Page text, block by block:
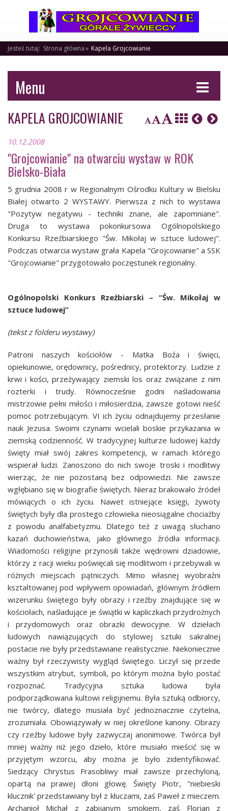
Jesteś tutaj: Strona główna Kapela Grojcowianie
Menu
KAPELA GROJCOWIANIE
10.12.2008
"Grojcowianie" na otwarciu wystaw w ROK
Bielsko-Biała
5 grudnia 2008 r w Regionalnym Ośrodku Kultury w Bielsku
Białej otwarto 2 WYSTAWY. Pierwsza z nich to wystawa
"Pozytyw negatywu - techniki znane, ale zapomniane".
Druga to wystawa pokonkursowa Ogólnopolskiego
Konkursu Rzeźbiarskiego "Św. Mikołaj w sztuce ludowej".
Podczas otwarcia wystaw grała Kapela "Grojcowianie" a SSK
"Grojcowianie" przygotowało poczęstunek regionalny.
Ogólnopolski Konkurs Rzeźbiarski – “Św. Mikołaj w
sztuce ludowej”
(tekst z folderu wystawy)
Patroni naszych kościołów - Matka Boźa i święci,
opiekunowie, orędownicy, pośrednicy, protektorzy. Ludzie z
krwi i kości, przeżywający ziemski los oraz związane z nim
rozterki i trudy. Równocześnie godni naśladowania
mistrzowie pełni miłości i miłosierdzia, zawsze gotowi nieść
pomoc potrzebującym. VI ich życiu odnajdujemy przesłanie
nauk Jezusa. Swoimi czynami wcielali boskie przykazania w
ziemską codzienność. W tradycyjnej kulturze ludowej każdy
święty miał swój zakres kompetencji, w ramach którego
wspierał ludzi. Zanoszono do nich swoje troski i modlitwy
wierząc, że nie pozostaną bez odpowiedzi. Nie zawsze
wgłębiano się w biografie świętych. Nieraz brakowało źródeł
mówiących o ich życiu. Nawet istniejące księgi, żywoty
świętych były dla prostego człowieka nieosiągalne chociażby
z powodu analfabetyzmu. Dlatego też z uwagą słuchano
kazań duchowieństwa, jako głównego źródła informacji.
Wiadomości religijne przynosili także wędrowni dziadowie,
którzy z racji wieku poświęcali się modlitwom i przebywali w
różnych miejscach pątniczych. Mimo własnej wyobraźni
kształtowanej pod wpływem opowiadań, głównym źródłem
wizerunku świętego były obrazy i rzeźby znajdujące się w
kościołach, naśladujące je świątki w kapliczkach przydrożnych
i przydomowych oraz obrazki dewocyjne. W dziełach
ludowych nawiązujących do stylowej sztuki sakralnej
postacie nie były przedstawiane realistycznie. Niekoniecznie
ważny był rzeczywisty wygląd świętego. Liczył się przede
wszystkim atrybut, symboli, po którym można było postać
rozpoznać. Tradycyjna sztuka ludowa była
podporządkowana kultowi religijnemu. Była sztuką odbiorcy,
nie twórcy, dlatego musiała być jednoznacznie czytelna,
zrozumiała. Obowiązywały w niej określone kanony. Obrazy
czy rzeźby ludowe były zazwyczaj anonimowe. Twórca był
mniej ważny niż jego dzieło, które musiało mieścić się w
przyjętym wzorcu, aby można je było zidentyfikować.
Siedzący Chrystus Frasobliwy miał zawsze przechyloną,
opartą na prawej dłoni głowę. Święty Piotr, "niebieski
klucznik' przedstawiany był z kluczami, zaś Paweł z mieczem.
Archanioł Michał z zabijanym smokiem, zaś Florian z